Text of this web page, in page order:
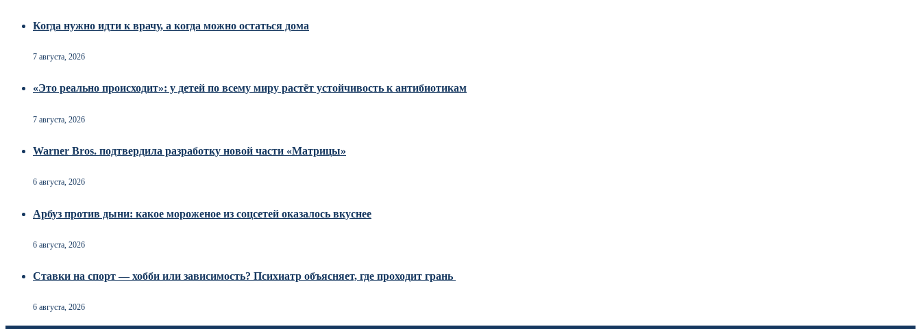
Когда нужно идти к врачу, а когда можно остаться дома
7 августа, 2026
«Это реально происходит»: у детей по всему миру растёт устойчивость к антибиотикам
7 августа, 2026
Warner Bros. подтвердила разработку новой части «Матрицы»
6 августа, 2026
Арбуз против дыни: какое мороженое из соцсетей оказалось вкуснее
6 августа, 2026
Ставки на спорт — хобби или зависимость? Психиатр объясняет, где проходит грань
6 августа, 2026